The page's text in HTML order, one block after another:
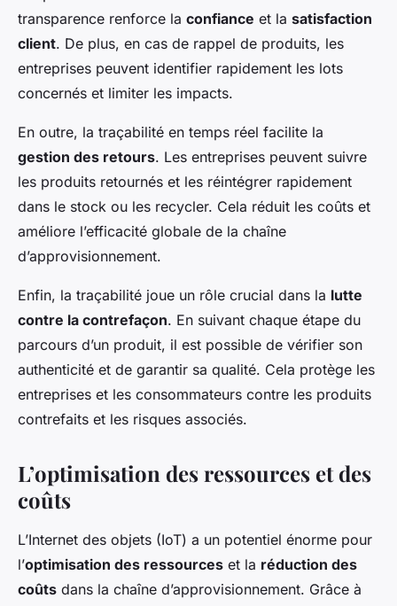
transparence renforce la confiance et la satisfaction
client. De plus, en cas de rappel de produits, les
entreprises peuvent identifier rapidement les lots
concernés et limiter les impacts.
En outre, la traçabilité en temps réel facilite la
gestion des retours. Les entreprises peuvent suivre
les produits retournés et les réintégrer rapidement
dans le stock ou les recycler. Cela réduit les coûts et
améliore l’efficacité globale de la chaîne
d’approvisionnement.
Enfin, la traçabilité joue un rôle crucial dans la lutte
contre la contrefaçon. En suivant chaque étape du
parcours d’un produit, il est possible de vérifier son
authenticité et de garantir sa qualité. Cela protège les
entreprises et les consommateurs contre les produits
contrefaits et les risques associés.
L’optimisation des ressources et des
coûts
L’Internet des objets (IoT) a un potentiel énorme pour
l’optimisation des ressources et la réduction des
coûts dans la chaîne d’approvisionnement. Grâce à